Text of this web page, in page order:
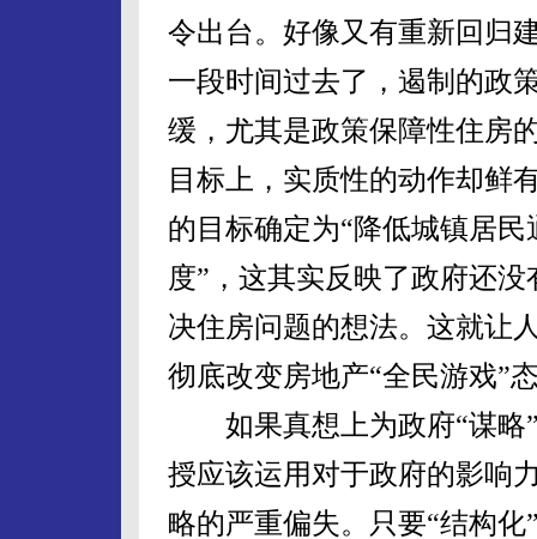
令出台。好像又有重新回归
一段时间过去了，遏制的政
缓，尤其是政策保障性住房
目标上，实质性的动作却鲜
的目标确定为“降低城镇居
度”，这其实反映了政府还
决住房问题的想法。这就让
彻底改变房地产“全民游戏”
如果真想上为政府“谋略”
授应该运用对于政府的影响
略的严重偏失。只要“结构